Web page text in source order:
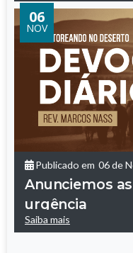
06
NOV
Publicado em 06 de
Anunciemos
urgência
Saiba mais